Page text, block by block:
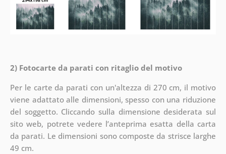
2) Fotocarte da parati con ritaglio del motivo
Per le carte da parati con un'altezza di 270 cm, il motivo
viene adattato alle dimensioni, spesso con una riduzione
del soggetto. Cliccando sulla dimensione desiderata sul
sito web, potrete vedere l’anteprima esatta della carta
da parati. Le dimensioni sono composte da strisce larghe
49 cm.